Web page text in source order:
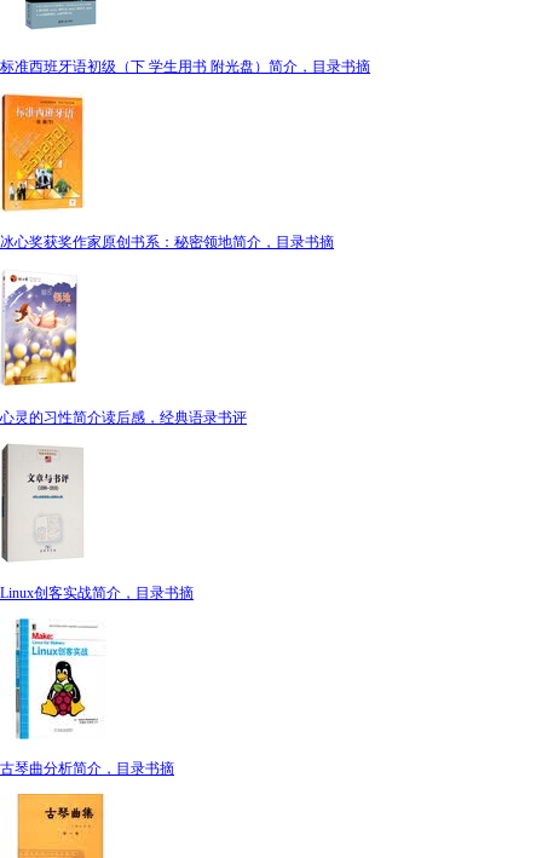
标准西班牙语初级（下 学生用书 附光盘）简介，目录书摘
冰心奖获奖作家原创书系：秘密领地简介，目录书摘
心灵的习性简介读后感，经典语录书评
Linux创客实战简介，目录书摘
古琴曲分析简介，目录书摘